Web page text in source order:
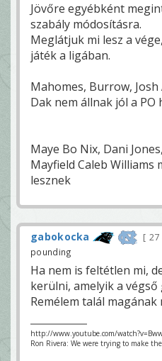
Jövőre egyébként
szabály módosításra.
Meglátjuk mi lesz a
játék a ligában.
Mahomes, Burrow,
Dak nem állnak jól a
Maye Bo Nix, Dani
Mayfield Caleb Williams
lesznek
gabokocka 27
pounding
Ha nem is feltétlen mi,
kerülni, amelyik a
Remélem talál
http://www.youtube.com/
Ron Rivera: We were trying to make